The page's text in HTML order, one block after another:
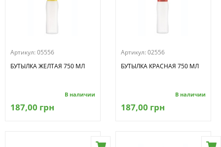
Артикул: 05556
БУТЫЛКА ЖЕЛТАЯ 750 МЛ
В наличии
187,00 грн
Артикул: 02556
БУТЫЛКА КРАСНАЯ 750 МЛ
В наличии
187,00 грн